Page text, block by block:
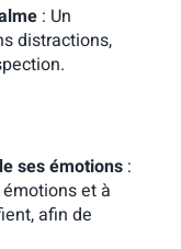
: Un
distractions,
ses émotions:
et à
afin de